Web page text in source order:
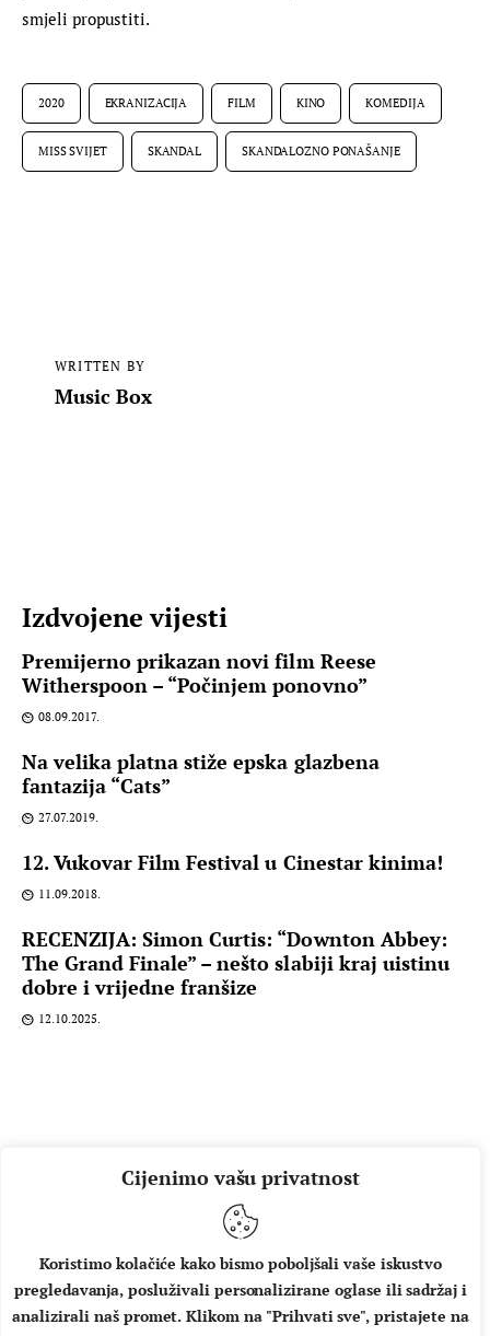
Cijenimo vašu privatnost
Koristimo kolačiće kako bismo poboljšali vaše iskustvo
pregledavanja, posluživali personalizirane oglase ili sadržaj i
analizirali naš promet. Klikom na "Prihvati sve", pristajete na
smjeli propustiti.
2020 EKRANIZACIJA FILM KINO KOMEDIJA
MISS SVIJET SKANDAL SKANDALOZNO PONAŠANJE
WRITTEN BY
Music Box
Izdvojene vijesti
Premijerno prikazan novi film Reese
Witherspoon – “Počinjem ponovno”
08.09.2017.
Na velika platna stiže epska glazbena
fantazija “Cats”
27.07.2019.
12. Vukovar Film Festival u Cinestar kinima!
11.09.2018.
RECENZIJA: Simon Curtis: “Downton Abbey:
The Grand Finale” – nešto slabiji kraj uistinu
dobre i vrijedne franšize
12.10.2025.
O NAMA IMPRESSUM UVJETI KORIŠTENJA